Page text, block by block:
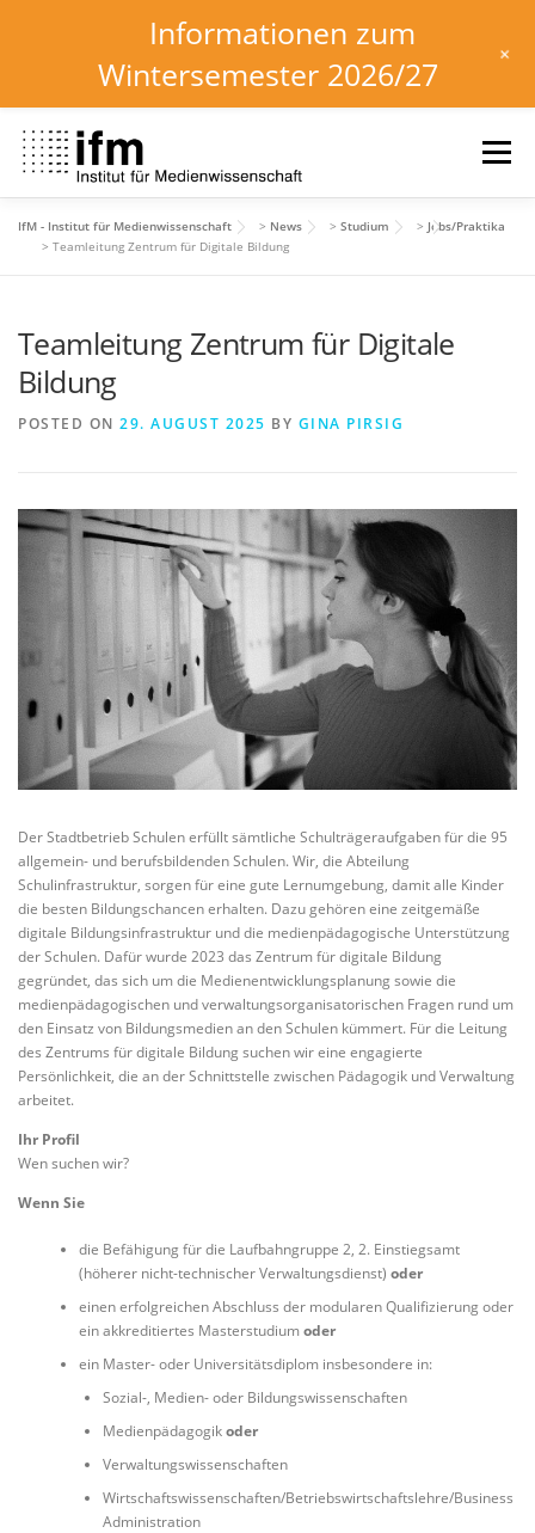
content
Menu
HOME NEWS KALENDER
INSTITUT FORSCHUNG DOWNLOADS
IfM - Institut für Medienwissenschaft > News > Studium > Jobs/Praktika
> Teamleitung Zentrum für Digitale Bildung
Teamleitung Zentrum für Digitale
Bildung
POSTED ON 29. AUGUST 2025 BY GINA PIRSIG
Der Stadtbetrieb Schulen erfüllt sämtliche Schulträgeraufgaben für die 95
allgemein- und berufsbildenden Schulen. Wir, die Abteilung
Schulinfrastruktur, sorgen für eine gute Lernumgebung, damit alle Kinder
die besten Bildungschancen erhalten. Dazu gehören eine zeitgemäße
digitale Bildungsinfrastruktur und die medienpädagogische Unterstützung
der Schulen. Dafür wurde 2023 das Zentrum für digitale Bildung
gegründet, das sich um die Medienentwicklungsplanung sowie die
medienpädagogischen und verwaltungsorganisatorischen Fragen rund um
den Einsatz von Bildungsmedien an den Schulen kümmert. Für die Leitung
des Zentrums für digitale Bildung suchen wir eine engagierte
Persönlichkeit, die an der Schnittstelle zwischen Pädagogik und Verwaltung
arbeitet.
Ihr Profil
Wen suchen wir?
Wenn Sie
die Befähigung für die Laufbahngruppe 2, 2. Einstiegsamt
(höherer nicht-technischer Verwaltungsdienst) oder
einen erfolgreichen Abschluss der modularen Qualifizierung oder
ein akkreditiertes Masterstudiumoder
ein Master- oder Universitätsdiplom insbesondere in:
Sozial-, Medien- oder Bildungswissenschaften
Medienpädagogikoder
Verwaltungswissenschaften
Wirtschaftswissenschaften/Betriebswirtschaftslehre/Business
Administration
Informationen zum
Wintersemester 2026/27
+